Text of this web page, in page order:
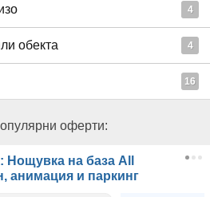
4
обекта 4
16
оферти:
на база All
анимация и паркинг